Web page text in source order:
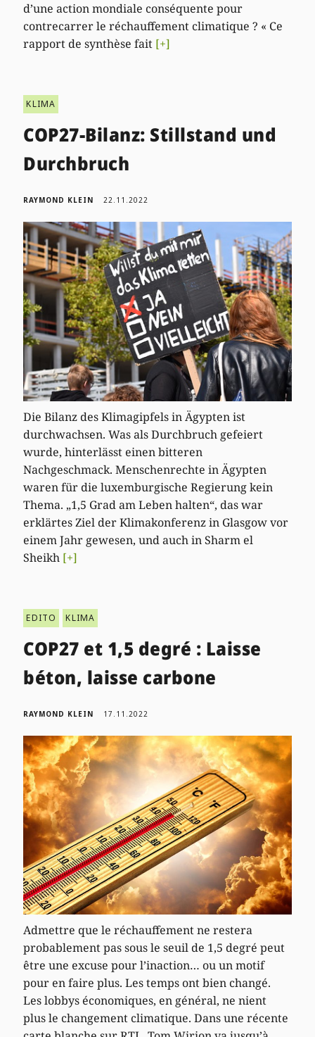
d’une action mondiale conséquente pour
contrecarrer le réchauffement climatique ? « Ce
rapport de synthèse fait [+]
KLIMA
COP27-Bilanz: Stillstand und
Durchbruch
RAYMOND KLEIN 22.11.2022
Die Bilanz des Klimagipfels in Ägypten ist
durchwachsen. Was als Durchbruch gefeiert
wurde, hinterlässt einen bitteren
Nachgeschmack. Menschenrechte in Ägypten
waren für die luxemburgische Regierung kein
Thema. „1,5 Grad am Leben halten“, das war
erklärtes Ziel der Klimakonferenz in Glasgow vor
einem Jahr gewesen, und auch in Sharm el
Sheikh [+]
EDITO KLIMA
COP27 et 1,5 degré : Laisse
béton, laisse carbone
RAYMOND KLEIN 17.11.2022
Admettre que le réchauffement ne restera
probablement pas sous le seuil de 1,5 degré peut
être une excuse pour l’inaction… ou un motif
pour en faire plus. Les temps ont bien changé.
Les lobbys économiques, en général, ne nient
plus le changement climatique. Dans une récente